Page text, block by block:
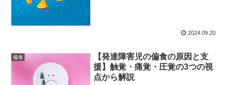
2024.09.20
偏食
【発達障害児の偏食の原因と支
援】触覚・痛覚・圧覚の3つの視
点から解説